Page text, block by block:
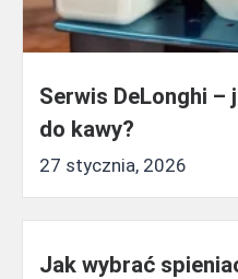
Serwis DeLonghi –
do kawy?
27 stycznia, 2026
Jak wybrać